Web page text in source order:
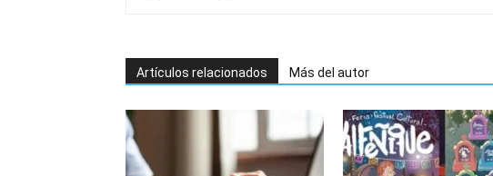
Artículos relacionados Más del autor